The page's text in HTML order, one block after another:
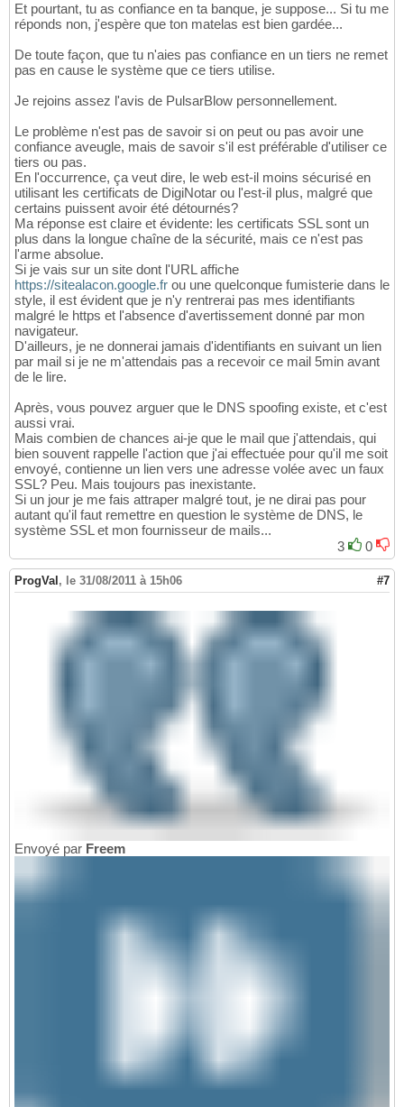
Et pourtant, tu as confiance en ta banque, je suppose... Si tu me
réponds non, j'espère que ton matelas est bien gardée...
De toute façon, que tu n'aies pas confiance en un tiers ne remet
pas en cause le système que ce tiers utilise.
Je rejoins assez l'avis de PulsarBlow personnellement.
Le problème n'est pas de savoir si on peut ou pas avoir une
confiance aveugle, mais de savoir s'il est préférable d'utiliser ce
tiers ou pas.
En l'occurrence, ça veut dire, le web est-il moins sécurisé en
utilisant les certificats de DigiNotar ou l'est-il plus, malgré que
certains puissent avoir été détournés?
Ma réponse est claire et évidente: les certificats SSL sont un
plus dans la longue chaîne de la sécurité, mais ce n'est pas
l'arme absolue.
Si je vais sur un site dont l'URL affiche
https://sitealacon.google.fr ou une quelconque fumisterie dans le
style, il est évident que je n'y rentrerai pas mes identifiants
malgré le https et l'absence d'avertissement donné par mon
navigateur.
D'ailleurs, je ne donnerai jamais d'identifiants en suivant un lien
par mail si je ne m'attendais pas a recevoir ce mail 5min avant
de le lire.
Après, vous pouvez arguer que le DNS spoofing existe, et c'est
aussi vrai.
Mais combien de chances ai-je que le mail que j'attendais, qui
bien souvent rappelle l'action que j'ai effectuée pour qu'il me soit
envoyé, contienne un lien vers une adresse volée avec un faux
SSL? Peu. Mais toujours pas inexistante.
Si un jour je me fais attraper malgré tout, je ne dirai pas pour
autant qu'il faut remettre en question le système de DNS, le
système SSL et mon fournisseur de mails...
3
0
ProgVal , le 31/08/2011 à 15h06 #7
Envoyé par Freem